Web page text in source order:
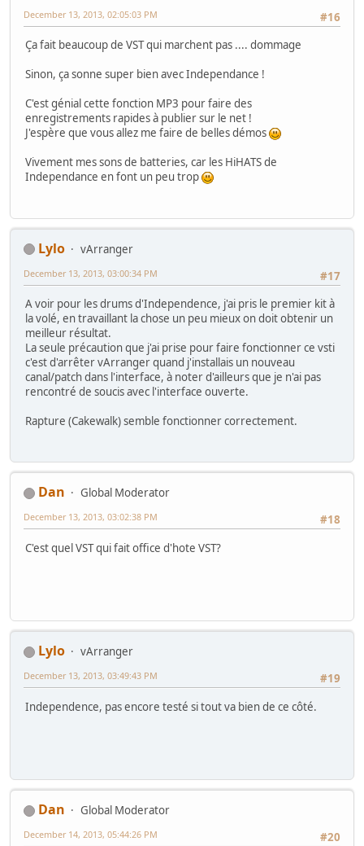
#16
December 13, 2013, 02:05:03 PM
Ça fait beaucoup de VST qui marchent pas .... dommage
Sinon, ça sonne super bien avec Independance !
C'est génial cette fonction MP3 pour faire des
enregistrements rapides à publier sur le net !
J'espère que vous allez me faire de belles démos
Vivement mes sons de batteries, car les HiHATS de
Independance en font un peu trop
Lylo
vArranger
#17
December 13, 2013, 03:00:34 PM
A voir pour les drums d'Independence, j'ai pris le premier kit à
la volé, en travaillant la chose un peu mieux on doit obtenir un
meilleur résultat.
La seule précaution que j'ai prise pour faire fonctionner ce vsti
c'est d'arrêter vArranger quand j'installais un nouveau
canal/patch dans l'interface, à noter d'ailleurs que je n'ai pas
rencontré de soucis avec l'interface ouverte.
Rapture (Cakewalk) semble fonctionner correctement.
Dan
Global Moderator
#18
December 13, 2013, 03:02:38 PM
C'est quel VST qui fait office d'hote VST?
Lylo
vArranger
#19
December 13, 2013, 03:49:43 PM
Independence, pas encore testé si tout va bien de ce côté.
Dan
Global Moderator
#20
December 14, 2013, 05:44:26 PM